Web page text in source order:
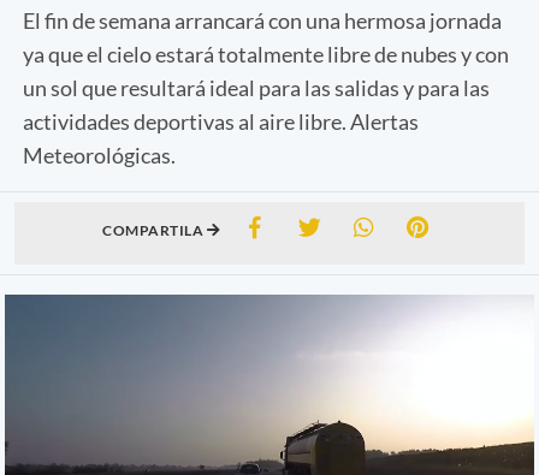
El fin de semana arrancará con una hermosa jornada
ya que el cielo estará totalmente libre de nubes y con
un sol que resultará ideal para las salidas y para las
actividades deportivas al aire libre. Alertas
Meteorológicas.
COMPARTILA